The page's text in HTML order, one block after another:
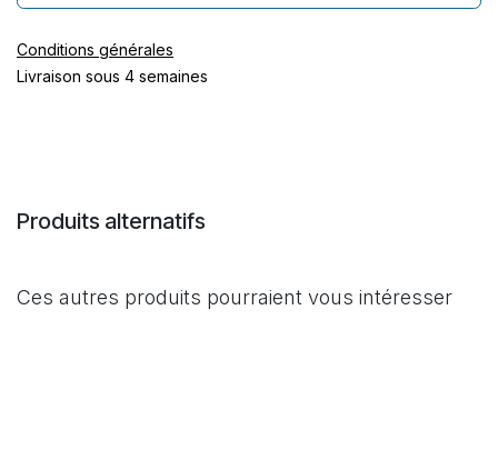
Conditions générales
Livraison sous 4 semaines
Produits alternatifs
Ces autres produits pourraient vous intéresser